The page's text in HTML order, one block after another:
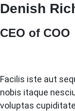
Denish
CEO of COO
Facilis iste aut
nobis itaque
voluptas